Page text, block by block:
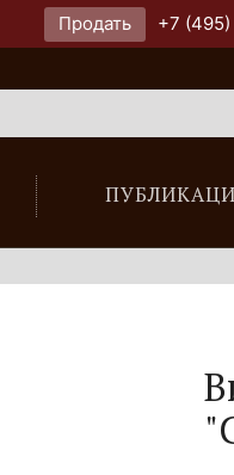
Продать +7 (495)